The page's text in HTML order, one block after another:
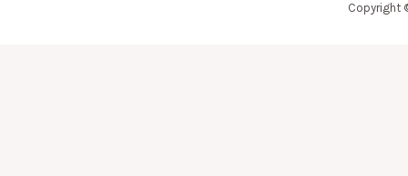
Copyright